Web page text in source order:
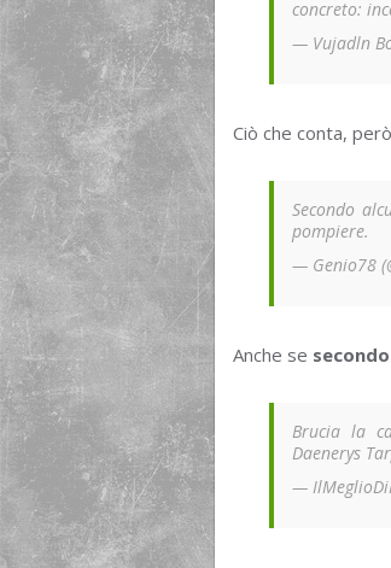
concreto:
— Vujadln
Ciò che conta,
Secondo
pompiere.
— Genio78
Anche se
Brucia la
Daenerys
—